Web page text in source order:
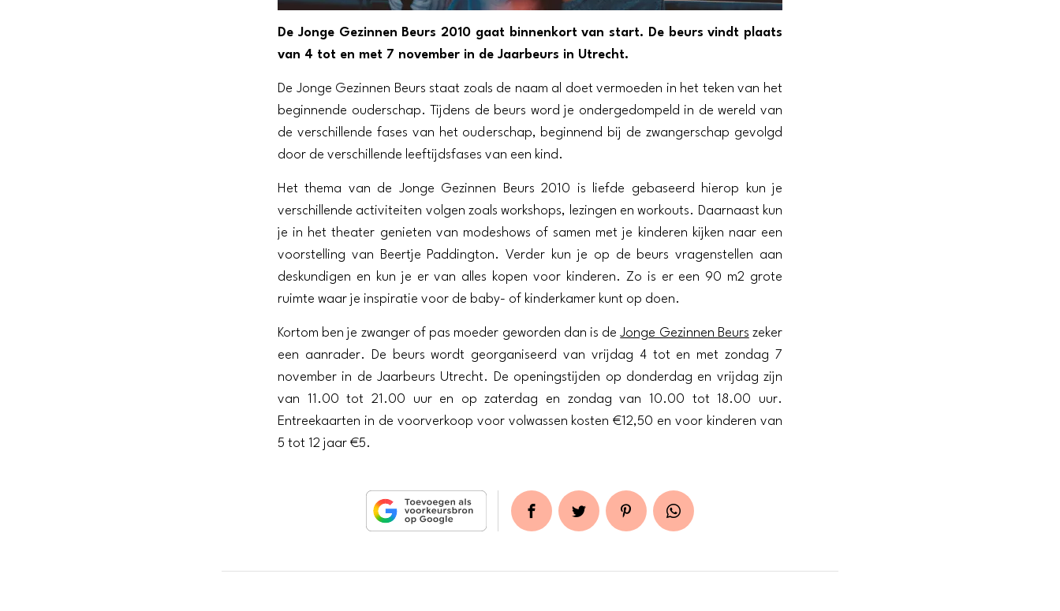
De Jonge Gezinnen Beurs 2010 gaat binnenkort van start. De beurs vindt plaats
van 4 tot en met 7 november in de Jaarbeurs in Utrecht.
De Jonge Gezinnen Beurs staat zoals de naam al doet vermoeden in het teken van het
beginnende ouderschap. Tijdens de beurs word je ondergedompeld in de wereld van
de verschillende fases van het ouderschap, beginnend bij de zwangerschap gevolgd
door de verschillende leeftijdsfases van een kind.
Het thema van de Jonge Gezinnen Beurs 2010 is liefde gebaseerd hierop kun je
verschillende activiteiten volgen zoals workshops, lezingen en workouts. Daarnaast kun
je in het theater genieten van modeshows of samen met je kinderen kijken naar een
voorstelling van Beertje Paddington. Verder kun je op de beurs vragenstellen aan
deskundigen en kun je er van alles kopen voor kinderen. Zo is er een 90 m2 grote
ruimte waar je inspiratie voor de baby- of kinderkamer kunt op doen.
Kortom ben je zwanger of pas moeder geworden dan is deJonge Gezinnen Beurs zeker
een aanrader. De beurs wordt georganiseerd van vrijdag 4 tot en met zondag 7
november in de Jaarbeurs Utrecht. De openingstijden op donderdag en vrijdag zijn
van 11.00 tot 21.00 uur en op zaterdag en zondag van 10.00 tot 18.00 uur.
Entreekaarten in de voorverkoop voor volwassen kosten €12,50 en voor kinderen van
5 tot 12 jaar €5.